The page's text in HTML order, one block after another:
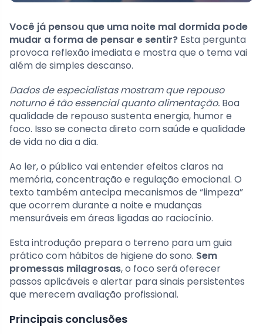
Você já pensou que uma noite mal dormida pode
mudar a forma de pensar e sentir? Esta pergunta
provoca reflexão imediata e mostra que o tema vai
além de simples descanso.
Dados de especialistas mostram que repouso
noturno é tão essencial quanto alimentação. Boa
qualidade de repouso sustenta energia, humor e
foco. Isso se conecta direto com saúde e qualidade
de vida no dia a dia.
Ao ler, o público vai entender efeitos claros na
memória, concentração e regulação emocional. O
texto também antecipa mecanismos de “limpeza”
que ocorrem durante a noite e mudanças
mensuráveis em áreas ligadas ao raciocínio.
Esta introdução prepara o terreno para um guia
prático com hábitos de higiene do sono. Sem
promessas milagrosas, o foco será oferecer
passos aplicáveis e alertar para sinais persistentes
que merecem avaliação profissional.
Principais conclusões